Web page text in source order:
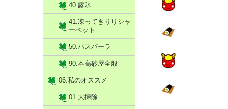
40.露氷
41.凍ってきりりシャ
ーベット
50.パスパーラ
90.本高砂屋全般
06.私のオススメ
01.大掃除